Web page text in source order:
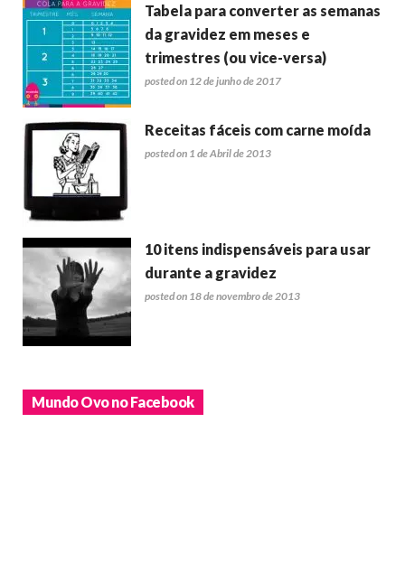
Tabela para converter as semanas
da gravidez em meses e
trimestres (ou vice-versa)
posted on 12 de junho de 2017
Receitas fáceis com carne moída
posted on 1 de Abril de 2013
10 itens indispensáveis para usar
durante a gravidez
posted on 18 de novembro de 2013
Mundo Ovo no Facebook